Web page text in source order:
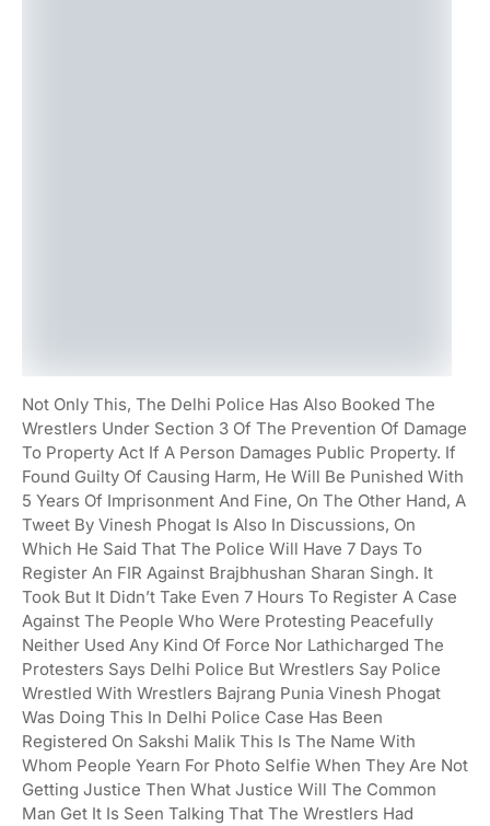
Not Only This, The Delhi Police Has Also Booked The
Wrestlers Under Section 3 Of The Prevention Of Damage
To Property Act If A Person Damages Public Property. If
Found Guilty Of Causing Harm, He Will Be Punished With
5 Years Of Imprisonment And Fine, On The Other Hand, A
Tweet By Vinesh Phogat Is Also In Discussions, On
Which He Said That The Police Will Have 7 Days To
Register An FIR Against Brajbhushan Sharan Singh. It
Took But It Didn’t Take Even 7 Hours To Register A Case
Against The People Who Were Protesting Peacefully
Neither Used Any Kind Of Force Nor Lathicharged The
Protesters Says Delhi Police But Wrestlers Say Police
Wrestled With Wrestlers Bajrang Punia Vinesh Phogat
Was Doing This In Delhi Police Case Has Been
Registered On Sakshi Malik This Is The Name With
Whom People Yearn For Photo Selfie When They Are Not
Getting Justice Then What Justice Will The Common
Man Get It Is Seen Talking That The Wrestlers Had